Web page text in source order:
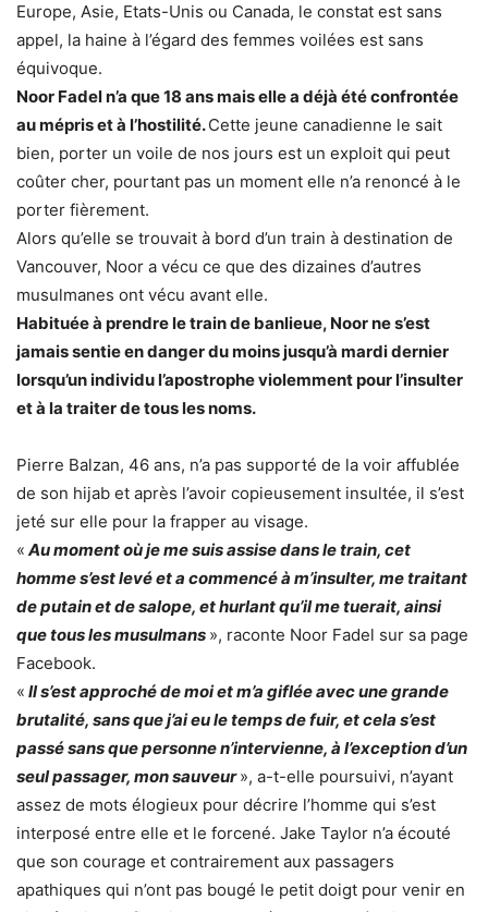
Europe, Asie, Etats-Unis ou Canada, le constat est sans
appel, la haine à l’égard des femmes voilées est sans
équivoque.
Noor Fadel n’a que 18 ans mais elle a déjà été confrontée
au mépris et à l’hostilité.Cette jeune canadienne le sait
bien, porter un voile de nos jours est un exploit qui peut
coûter cher, pourtant pas un moment elle n’a renoncé à le
porter fièrement.
Alors qu’elle se trouvait à bord d’un train à destination de
Vancouver, Noor a vécu ce que des dizaines d’autres
musulmanes ont vécu avant elle.
Habituée à prendre le train de banlieue, Noor ne s’est
jamais sentie en danger du moins jusqu’à mardi dernier
lorsqu’un individu l’apostrophe violemment pour l’insulter
et à la traiter de tous les noms.
Pierre Balzan, 46 ans, n’a pas supporté de la voir affublée
de son hijab et après l’avoir copieusement insultée, il s’est
jeté sur elle pour la frapper au visage.
« Au moment où je me suis assise dans le train, cet
homme s’est levé et a commencé à m’insulter, me traitant
de putain et de salope, et hurlant qu’il me tuerait, ainsi
que tous les musulmans », raconte Noor Fadel sur sa page
Facebook.
« Il s’est approché de moi et m’a giflée avec une grande
brutalité, sans que j’ai eu le temps de fuir, et cela s’est
passé sans que personne n’intervienne, à l’exception d’un
seul passager, mon sauveur », a-t-elle poursuivi, n’ayant
assez de mots élogieux pour décrire l’homme qui s’est
interposé entre elle et le forcené. Jake Taylor n’a écouté
que son courage et contrairement aux passagers
apathiques qui n’ont pas bougé le petit doigt pour venir en